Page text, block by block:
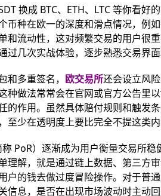
换成 BTC、ETH、LTC 等你看好
币种在欧一的深度和滑点情况，例
和流动性，这对频繁交易的用户很
几次实战体验，逐步熟悉交易界面
多重签名， 欧交易所还会设立风
做法常常会在官网或官方公告里以
的作用。虽然具体赔付规则和触发
少在透明度上要比完全不提这类内
PoR）逐渐成为用户衡量交易所
理解，就是通过链上数据、第三方
户的钱去做过度冒险操作。对于普
息，是否在出现市场波动时主动回